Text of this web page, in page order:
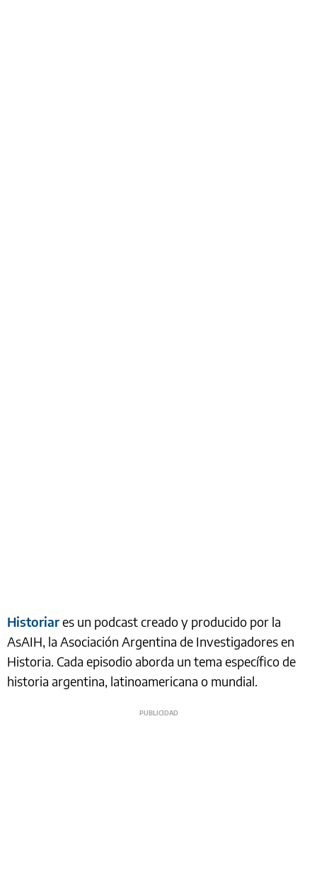
Historiares un podcast creado y producido por la
AsAIH, la Asociación Argentina de Investigadores en
Historia. Cada episodio aborda un tema específico de
historia argentina, latinoamericana o mundial.